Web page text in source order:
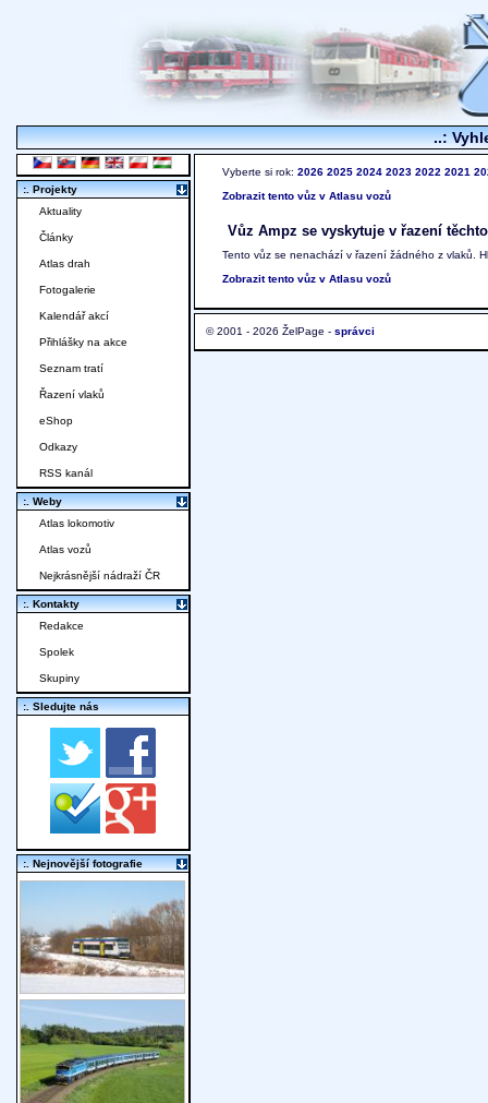
..:
Vyberte si rok: 2026 2025 2024 2023 2022 2021
Zobrazit tento vůz v Atlasu vozů
Vůz Ampz se vyskytuje v řazení
Tento vůz se nenachází v řazení žádného z vlaků.
Zobrazit tento vůz v Atlasu vozů
© 2001 - 2026 ŽelPage - správci
:. Projekty
Aktuality
Články
Atlas drah
Fotogalerie
Kalendář akcí
Přihlášky na akce
Seznam tratí
Řazení vlaků
eShop
Odkazy
RSS kanál
:. Weby
Atlas lokomotiv
Atlas vozů
Nejkrásnější nádraží ČR
:. Kontakty
Redakce
Spolek
Skupiny
:. Sledujte nás
:. Nejnovější fotografie